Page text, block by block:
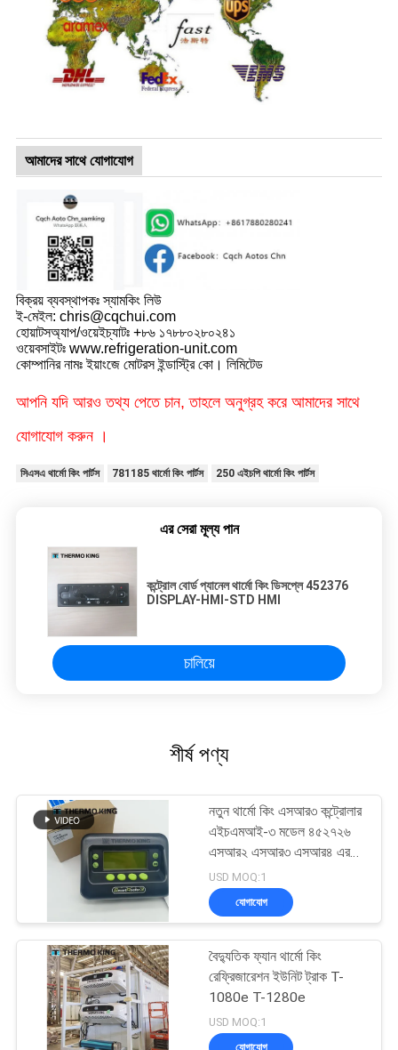
আমাদের সাথে যোগাযোগ
বিক্রয় ব্যবস্থাপকঃ স্যামকিং লিউ
ই-মেইল: chris@cqchui.com
হোয়াটসঅ্যাপ/ওয়েইচ্যাটঃ +৮৬ ১৭৮৮০২৮০২৪১
ওয়েবসাইটঃ www.refrigeration-unit.com
কোম্পানির নামঃ ইয়াংজে মোটরস ইন্ডাস্ট্রি কো। লিমিটেড
আপনি যদি আরও তথ্য পেতে চান, তাহলে অনুগ্রহ করে আমাদের সাথে
যোগাযোগ করুন ।
সিএসএ থার্মো কিং পার্টস 781185 থার্মো কিং পার্টস 250 এইচপি থার্মো কিং পার্টস
এর সেরা মূল্য পান
কন্ট্রোল বোর্ড প্যানেল থার্মো কিং ডিসপ্লে 452376
DISPLAY-HMI-STD HMI
চালিয়ে
শীর্ষ পণ্য
নতুন থার্মো কিং এসআর৩ কন্ট্রোলার
এইচএমআই-৩ মডেল ৪৫২৭২৬
এসআর২ এসআর৩ এসআর৪ এর
জন্য মেরামত পরিষেবা সহ
USD MOQ:1
যোগাযোগ
বৈদ্যুতিক ফ্যান থার্মো কিং
রেফ্রিজারেশন ইউনিট ট্রাক T-
1080e T-1280e
USD MOQ:1
যোগাযোগ